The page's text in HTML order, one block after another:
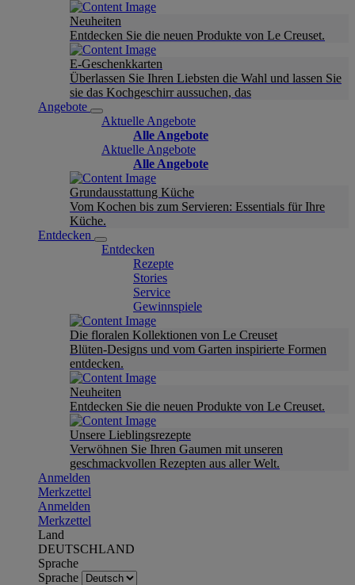
Neuheiten
Entdecken Sie die neuen Produkte von Le Creuset.
E-Geschenkkarten
Überlassen Sie Ihren Liebsten die Wahl und lassen Sie
sie das Kochgeschirr aussuchen, das
Angebote
Aktuelle Angebote
Alle Angebote
Aktuelle Angebote
Alle Angebote
Grundausstattung Küche
Vom Kochen bis zum Servieren: Essentials für Ihre
Küche.
Entdecken
Entdecken
Rezepte
Stories
Service
Gewinnspiele
Die floralen Kollektionen von Le Creuset
Blüten-Designs und vom Garten inspirierte Formen
entdecken.
Neuheiten
Entdecken Sie die neuen Produkte von Le Creuset.
Unsere Lieblingsrezepte
Verwöhnen Sie Ihren Gaumen mit unseren
geschmackvollen Rezepten aus aller Welt.
Anmelden
Merkzettel
Anmelden
Merkzettel
Land
DEUTSCHLAND
Sprache
Sprache